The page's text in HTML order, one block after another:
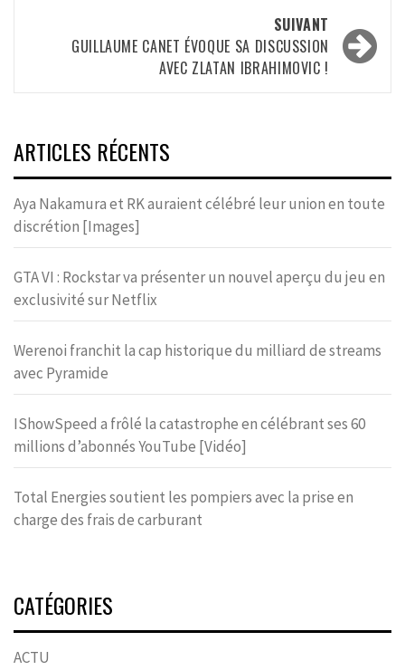
SUIVANT
GUILLAUME CANET ÉVOQUE SA DISCUSSION
AVEC ZLATAN IBRAHIMOVIC !
ARTICLES RÉCENTS
Aya Nakamura et RK auraient célébré leur union en toute
discrétion [Images]
GTA VI : Rockstar va présenter un nouvel aperçu du jeu en
exclusivité sur Netflix
Werenoi franchit la cap historique du milliard de streams
avec Pyramide
IShowSpeed a frôlé la catastrophe en célébrant ses 60
millions d’abonnés YouTube [Vidéo]
Total Energies soutient les pompiers avec la prise en
charge des frais de carburant
CATÉGORIES
ACTU